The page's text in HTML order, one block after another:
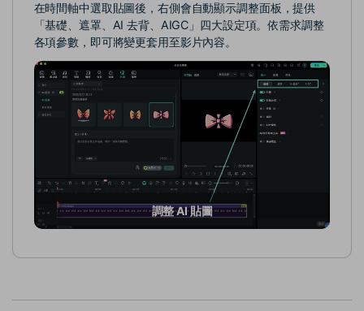
在時間軸中選取貼圖後，右側會自動顯示調整面板，提供
「基礎、遮罩、AI 去背、AIGC」四大設定項。依需求調整
各項參數，即可將變更套用至影片內容。
調整 AI 貼圖